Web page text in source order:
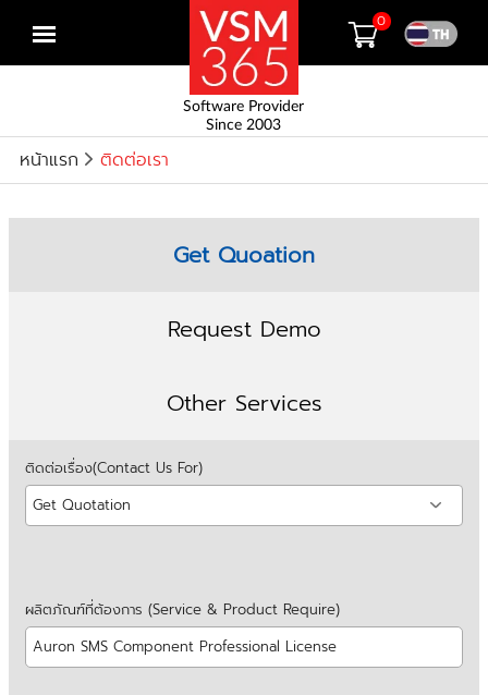
Open
Software Provider
Since 2003
0
หน้าแรก ติดต่อเรา
Get Quoation
Request Demo
Other Services
ติดต่อเรื่อง(Contact Us For)
ผลิตภัณฑ์ที่ต้องการ (Service & Product Require)